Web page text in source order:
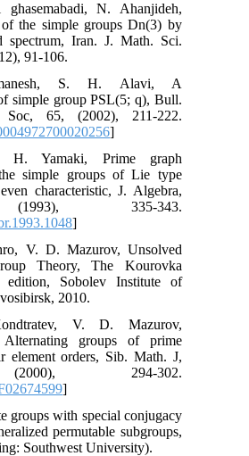
ghasemabadi, N. Ahanjideh,
of the simple groups Dn(3) by
spectrum, Iran. J. Math. Sci.
91-106.
S. H. Alavi, A
of simple group PSL(5; q), Bull.
Soc, 65, (2002), 211-222.
H. Yamaki, Prime graph
the simple groups of Lie type
characteristic, J. Algebra,
335-343.
V. D. Mazurov, Unsolved
Theory, The Kourovka
edition, Sobolev Institute of
2010.
V. D. Mazurov,
Alternating groups of prime
element orders, Sib. Math. J,
294-302.
groups with special conjugacy
permutable subgroups,
Southwest University).